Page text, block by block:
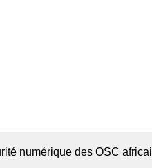
des OSC africaines